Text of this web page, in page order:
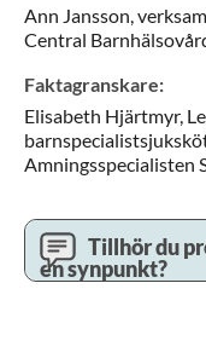
Ann Jansson,
Central
Faktagranskare:
Elisabeth Hjärtmyr,
Amningsspecialisten
Tillhör du
en synpunkt?